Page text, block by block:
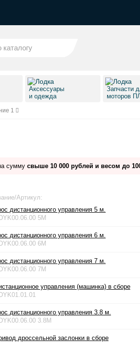
Аксессуары
и одежда
Запчасти
моторов
1
сумму свыше 10 000 рублей и весом до
Артикул:
дистанционного управления 5 м.
5M
дистанционного управления 6 м.
6M
дистанционного управления 7 м.
7M
управления (машинка) в сборе
дистанционного управления 3.8 м.
3.8M
дроссельной заслонки в сборе